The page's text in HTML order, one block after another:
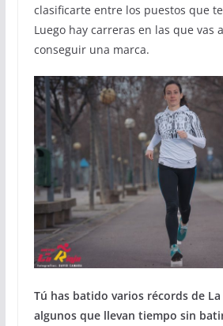
clasificarte entre los puestos que
Luego hay carreras en las que vas
conseguir una marca.
Tú has batido varios récords de
algunos que llevan tiempo sin